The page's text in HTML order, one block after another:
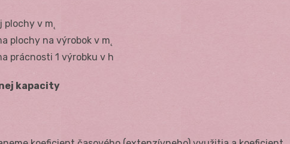
v m˛
plochy na výrobok v m˛
prácnosti 1 výrobku v h
kapacity